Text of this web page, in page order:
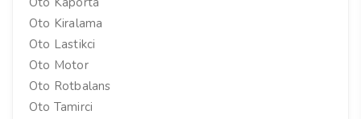
Oto Kiralama
Oto Lastikci
Oto Motor
Oto Rotbalans
Oto Tamirci